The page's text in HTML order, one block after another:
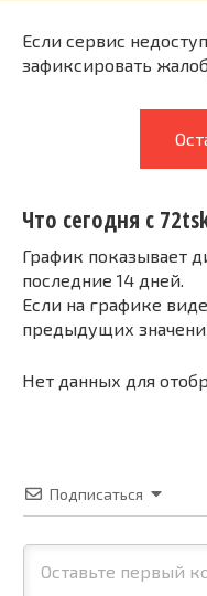
Если сервис
зафиксировать
Что сегодня с
График показывает
последние 14 дней.
Если на графике
предыдущих
Нет данных для
Подписаться